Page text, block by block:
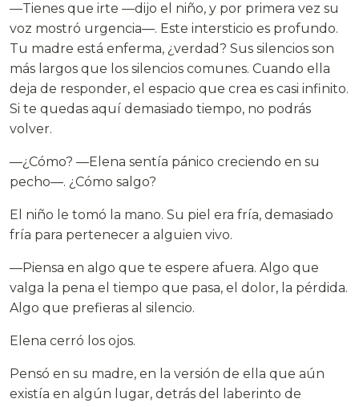
—Tienes que irte —dijo el niño, y por primera vez su
voz mostró urgencia—. Este intersticio es profundo.
Tu madre está enferma, ¿verdad? Sus silencios son
más largos que los silencios comunes. Cuando ella
deja de responder, el espacio que crea es casi infinito.
Si te quedas aquí demasiado tiempo, no podrás
volver.
—¿Cómo? —Elena sentía pánico creciendo en su
pecho—. ¿Cómo salgo?
El niño le tomó la mano. Su piel era fría, demasiado
fría para pertenecer a alguien vivo.
—Piensa en algo que te espere afuera. Algo que
valga la pena el tiempo que pasa, el dolor, la pérdida.
Algo que prefieras al silencio.
Elena cerró los ojos.
Pensó en su madre, en la versión de ella que aún
existía en algún lugar, detrás del laberinto de